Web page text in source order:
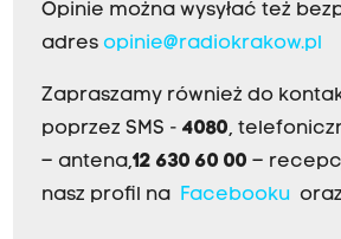
Opinie można wysyłać też
adres opinie@radiokrakow.pl
Zapraszamy również do
poprzez SMS - 4080,
– antena,12 630 60 00 –
nasz profil na Facebooku